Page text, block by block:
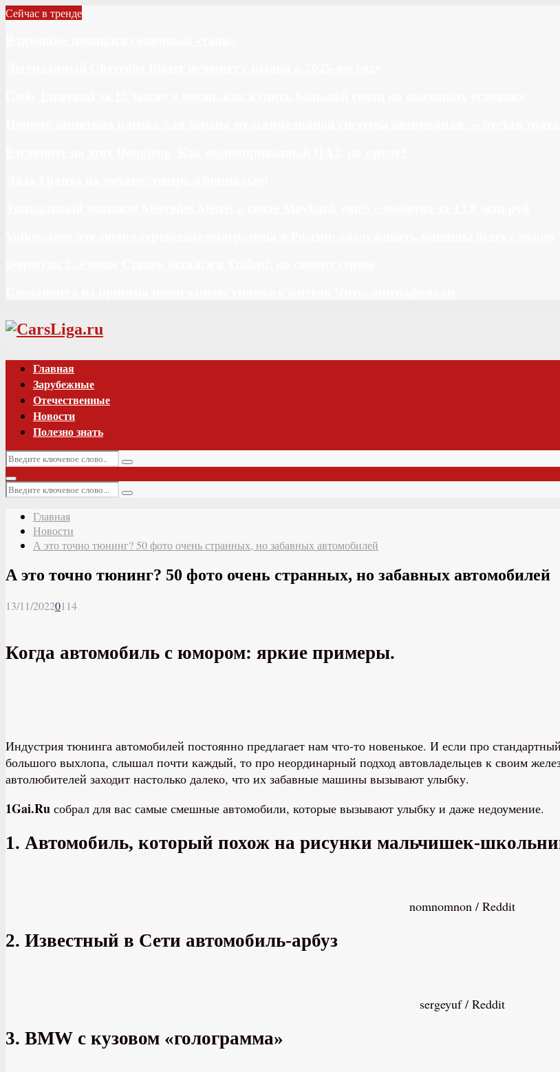
Сейчас в тренде
Vk
Главная
Зарубежные
Отечественные
Новости
Полезно знать
Искать:
Поиск
Основное
меню
Искать:
Поиск
Главная
Новости
А это точно тюнинг? 50 фото очень странных, но забавных автомобилей
А это точно тюнинг? 50 фото очень странных, но забавных автомобилей
13/11/20220114
Когда автомобиль с юмором: яркие примеры.
Индустрия тюнинга автомобилей постоянно предлагает нам что-то новенькое. И если про
большого выхлопа, слышал почти каждый, то про неординарный подход автовладельцев к своим
автолюбителей заходит настолько далеко, что их забавные машины вызывают улыбку.
1Gai.Ru собрал для вас самые смешные автомобили, которые вызывают улыбку и даже недоумение.
1. Автомобиль, который похож на рисунки мальчишек-
nomnomnon / Reddit
2. Известный в Сети автомобиль-арбуз
sergeyuf / Reddit
3. BMW с кузовом «голограмма»